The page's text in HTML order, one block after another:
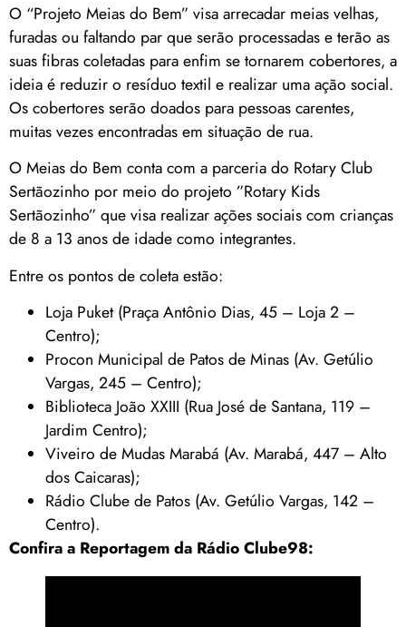
O “Projeto Meias do Bem” visa arrecadar meias velhas,
furadas ou faltando par que serão processadas e terão as
suas fibras coletadas para enfim se tornarem cobertores, a
ideia é reduzir o resíduo textil e realizar uma ação social.
Os cobertores serão doados para pessoas carentes,
muitas vezes encontradas em situação de rua.
O Meias do Bem conta com a parceria do Rotary Club
Sertãozinho por meio do projeto ”Rotary Kids
Sertãozinho” que visa realizar ações sociais com crianças
de 8 a 13 anos de idade como integrantes.
Entre os pontos de coleta estão:
Loja Puket (Praça Antônio Dias, 45 – Loja 2 –
Centro);
Procon Municipal de Patos de Minas (Av. Getúlio
Vargas, 245 – Centro);
Biblioteca João XXIII (Rua José de Santana, 119 –
Jardim Centro);
Viveiro de Mudas Marabá (Av. Marabá, 447 – Alto
dos Caicaras);
Rádio Clube de Patos (Av. Getúlio Vargas, 142 –
Centro).
Confira a Reportagem da Rádio Clube98: